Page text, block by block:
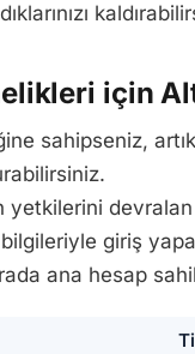
için
sahipseniz,
devralan
giriş
ana hesap